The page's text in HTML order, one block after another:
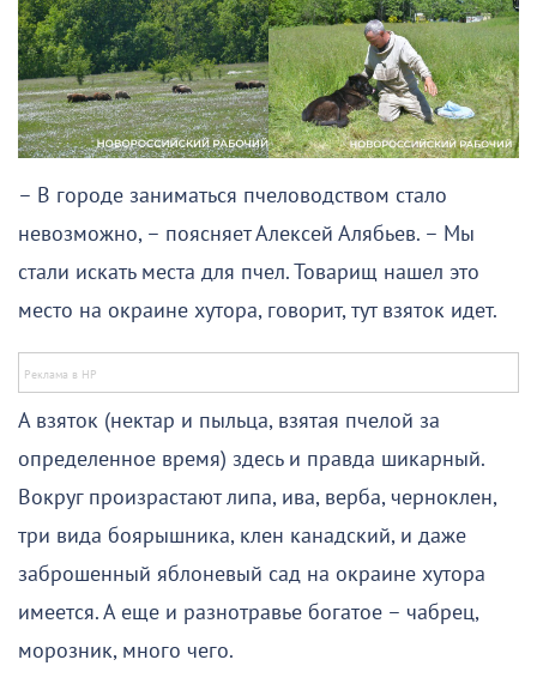
– В городе заниматься пчеловодством стало
невозможно, – поясняет Алексей Алябьев. – Мы
стали искать места для пчел. Товарищ нашел это
место на окраине хутора, говорит, тут взяток идет.
А взяток (нектар и пыльца, взятая пчелой за
определенное время) здесь и правда шикарный.
Вокруг произрастают липа, ива, верба, черноклен,
три вида боярышника, клен канадский, и даже
заброшенный яблоневый сад на окраине хутора
имеется. А еще и разнотравье богатое – чабрец,
морозник, много чего.